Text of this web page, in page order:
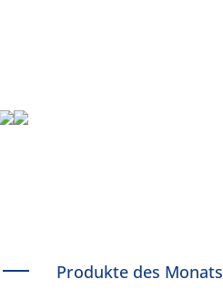
Produkte des Monats